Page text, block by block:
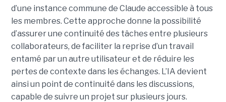
d’une instance commune de Claude accessible à tous
les membres. Cette approche donne la possibilité
d’assurer une continuité des tâches entre plusieurs
collaborateurs, de faciliter la reprise d’un travail
entamé par un autre utilisateur et de réduire les
pertes de contexte dans les échanges. L’IA devient
ainsi un point de continuité dans les discussions,
capable de suivre un projet sur plusieurs jours.